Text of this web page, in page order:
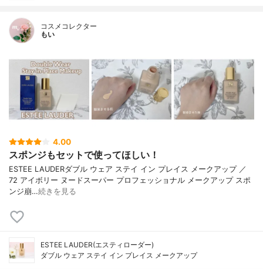
コスメコレクター
もい
4.00
スポンジもセットで使ってほしい！
ESTEE LAUDERダブル ウェア ステイ イン プレイス メークアップ ／
72 アイボリー ヌードスーパー プロフェッショナル メークアップ スポ
ンジ崩…続きを見る
ESTEE LAUDER(エスティローダー)
ダブル ウェア ステイ イン プレイス メークアップ